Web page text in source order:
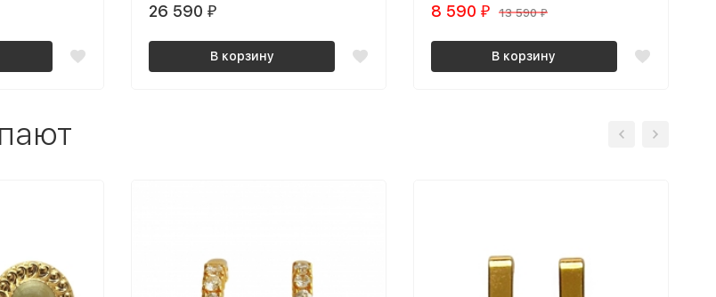
26 590 ₽
В корзину
8 590 ₽ 13 590 ₽
В корзину